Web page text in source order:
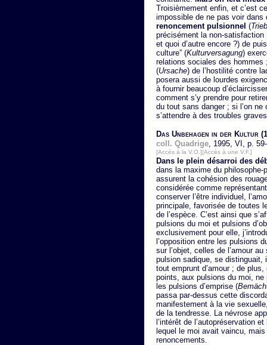
Troisièmement enfin, et c’est
impossible de ne pas voir
renoncement pulsionnel (
précisément la non-satisfaction
et quoi d’autre encore ?) de
culture” (Kulturversagung)
relations sociales des hommes
(Ursache) de l’hostilité contre
posera aussi de lourdes
à fournir beaucoup
comment s’y prendre pour
du tout sans danger ; si l’on
s’attendre à des troubles
Das Unbehagen in der Kultur
coll. Quadrige, 1995, VI, p.
[Accès à la V.O.][Accès à une V.F.]
Dans le plein désarroi des
dans la maxime du philosophe-
assurent la cohésion des
considérée comme
conserver l’être individuel,
principale, favorisée de toutes
de l’espèce. C’est ainsi que
pulsions du moi et pulsions
exclusivement pour elle,
l’opposition entre les pulsions
sur l’objet, celles de l’amour
pulsion sadique, se distinguait,
tout emprunt d’amour ; de
points, aux pulsions du moi,
les pulsions d’emprise (
passa par-dessus cette
manifestement à la vie
de la tendresse. La névrose
l’intérêt de l’autopréservation
lequel le moi avait vaincu,
renoncements.